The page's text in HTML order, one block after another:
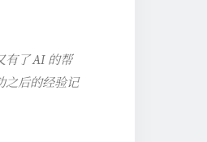
有了 AI 的帮
之后的经验记